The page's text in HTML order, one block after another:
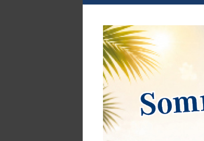
Abzeichen und Auszeichnungen
deutscher Kriegervereine 1800-1943
statt 49,90 €
19,90 €*
Best.Nummer 5413